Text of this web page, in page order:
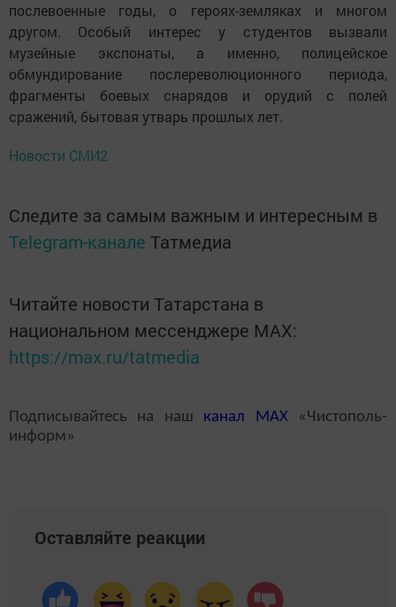
послевоенные годы, о героях-земляках и многом
другом. Особый интерес у студентов вызвали
музейные экспонаты, а именно, полицейское
обмундирование послереволюционного периода,
фрагменты боевых снарядов и орудий с полей
сражений, бытовая утварь прошлых лет.
Новости СМИ2
Следите за самым важным и интересным в
Telegram-канале Татмедиа
Читайте новости Татарстана в
национальном мессенджере MАХ:
https://max.ru/tatmedia
Подписывайтесь на наш канал MAX«Чистополь-
информ»
Оставляйте реакции